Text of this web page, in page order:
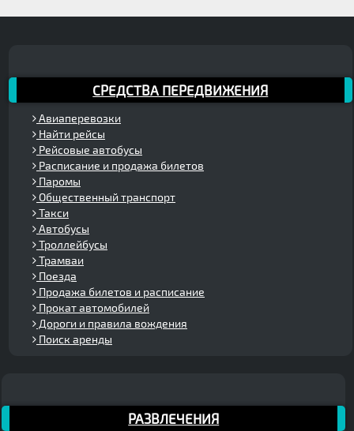
СРЕДСТВА ПЕРЕДВИЖЕНИЯ
Авиаперевозки
Найти рейсы
Рейсовые автобусы
Расписание и продажа билетов
Паромы
Общественный транспорт
Такси
Автобусы
Троллейбусы
Трамваи
Поезда
Продажа билетов и расписание
Прокат автомобилей
Дороги и правила вождения
Поиск аренды
РАЗВЛЕЧЕНИЯ